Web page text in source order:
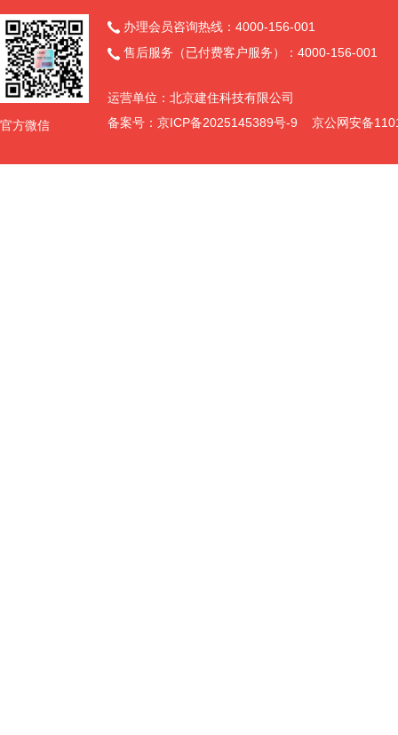
官方微信
 办理会员咨询热线：4000-156-001
 售后服务（已付费客户服务）：4000-156-001
运营单位：北京建住科技有限公司
备案号： 京ICP备2025145389号-9 京公网安备